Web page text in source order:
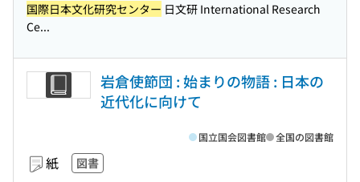
国際日本文化研究センター 日文研 International Research
Ce...
岩倉使節団 : 始まりの物語 : 日本の
近代化に向けて
紙 図書
国立国会図書館 全国の図書館